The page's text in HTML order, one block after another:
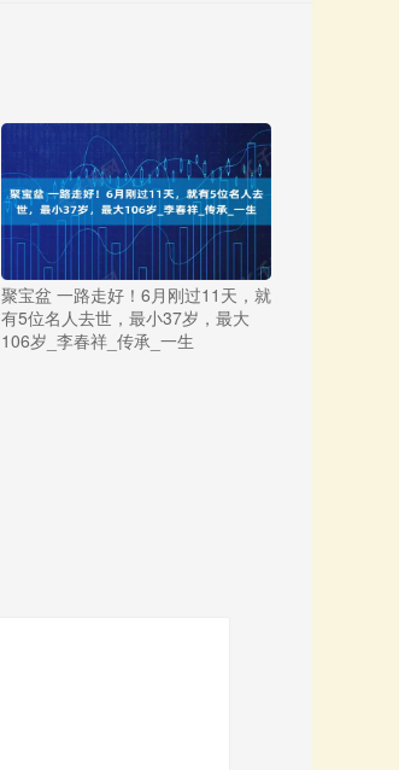
聚宝盆 一路走好！6月刚过11天，就
有5位名人去世，最小37岁，最大
106岁_李春祥_传承_一生